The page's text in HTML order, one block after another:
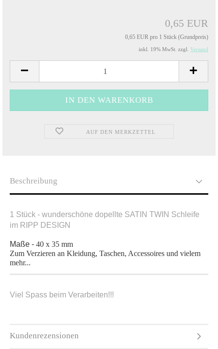
0,65 EUR
0,65 EUR pro 1 Stück (Grundpreis)
inkl. 19% MwSt. zzgl. Versand
AUF DEN MERKZETTEL
Beschreibung
1 Stück - wunderschöne dopellte SATIN TWIN Schleife
im RIPP DESIGN
Maße - 40 x 35 mm
Zum Verzieren an Kleidung, Taschen, Accessoires und vielem
mehr...
Viel Spass beim Verarbeiten!!!
Kundenrezensionen